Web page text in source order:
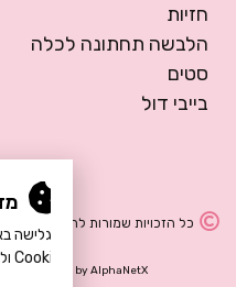
חזיות
הלבשה תחתונה לכלה
סטים
בייבי דול
כל הזכויות שמורות להרמוסה –
Development byAlphaNetX
הגלישה
Cookie ולתנאי מדיניות הפרטיות.